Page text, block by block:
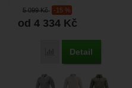
5 099Kč -15 %
od 4 334 Kč
Porovnat
Detail
vyroben pouze...